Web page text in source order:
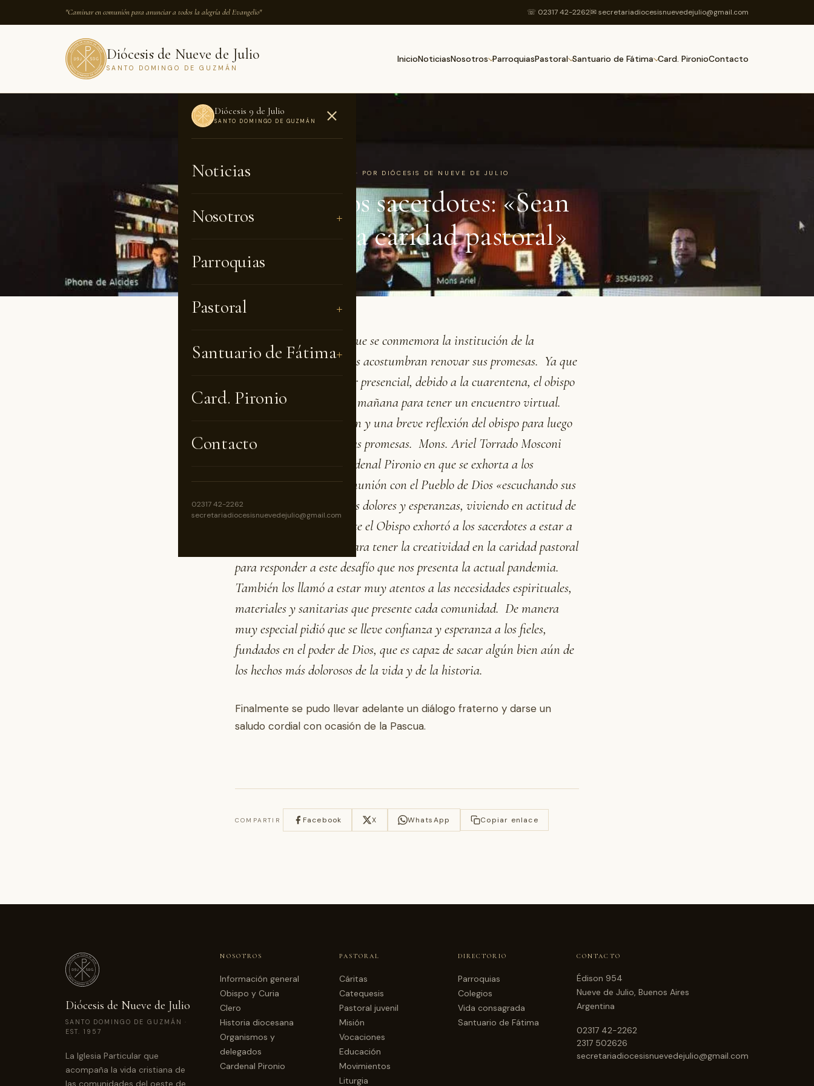
"Caminar en comunión para anunciar a todos la alegría del Evangelio" ☏ 02317 42-2262✉ secretariadiocesisnuevedejulio@gmail.com
Diócesis de Nueve de Julio
SANTO DOMINGO DE GUZMÁN
InicioNoticiasNosotros ParroquiasPastoral Santuario de Fátima Card. PironioContacto
Diócesis 9 de Julio
SANTO DOMINGO DE GUZMÁN
Noticias
Nosotros
Parroquias
Pastoral
Santuario de Fátima
Card. Pironio
Contacto
02317 42-2262
secretariadiocesisnuevedejulio@gmail.com
NOTICIAS · 09 DE ABRIL DE 2020 · POR DIÓCESIS DE NUEVE DE JULIO
El obispo a los sacerdotes: «Sean
creativos en la caridad pastoral»
El Jueves Santo, día en que se conmemora la institución de la
Eucaristía, los sacerdotes acostumbran renovar sus promesas. Ya que
este año no se pudo hacer presencial, debido a la cuarentena, el obispo
los convocó a las 10 de la mañana para tener un encuentro virtual.
Comenzó con una oración y una breve reflexión del obispo para luego
hacer la renovación de las promesas. Mons. Ariel Torrado Mosconi
citó una homilía del Cardenal Pironio en que se exhorta a los
sacerdotes a vivir en comunión con el Pueblo de Dios «escuchando sus
angustias, asumiendo sus dolores y esperanzas, viviendo en actitud de
servicio». Posteriormente el Obispo exhortó a los sacerdotes a estar a
la escucha del Espíritu para tener la creatividad en la caridad pastoral
para responder a este desafío que nos presenta la actual pandemia.
También los llamó a estar muy atentos a las necesidades espirituales,
materiales y sanitarias que presente cada comunidad. De manera
muy especial pidió que se lleve confianza y esperanza a los fieles,
fundados en el poder de Dios, que es capaz de sacar algún bien aún de
los hechos más dolorosos de la vida y de la historia.
Finalmente se pudo llevar adelante un diálogo fraterno y darse un
saludo cordial con ocasión de la Pascua.
COMPARTIR Facebook X WhatsApp Copiar enlace
Diócesis de Nueve de Julio
SANTO DOMINGO DE GUZMÁN ·
EST. 1957
La Iglesia Particular que
acompaña la vida cristiana de
las comunidades del oeste de
NOSOTROS
Información general
Obispo y Curia
Clero
Historia diocesana
Organismos y
delegados
Cardenal Pironio
PASTORAL
Cáritas
Catequesis
Pastoral juvenil
Misión
Vocaciones
Educación
Movimientos
Liturgia
DIRECTORIO
Parroquias
Colegios
Vida consagrada
Santuario de Fátima
CONTACTO
Édison 954
Nueve de Julio, Buenos Aires
Argentina
02317 42-2262
2317 502626
secretariadiocesisnuevedejulio@gmail.com